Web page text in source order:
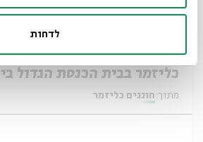
לדחות
כליזמר בבית הכנסת הגדול
מתוך: חוגגים כליזמר